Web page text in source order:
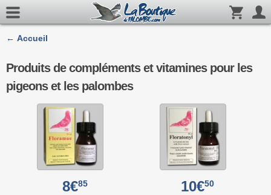
← Accueil
Produits de compléments et vitamines pour les
pigeons et les palombes
8€85
10€50